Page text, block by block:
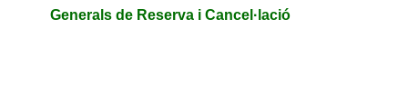
Generals de Reserva i Cancel·lació